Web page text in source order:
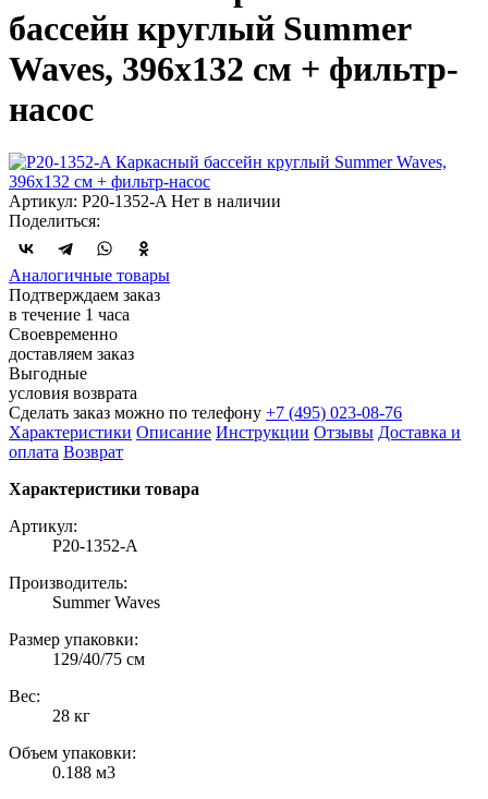
бассейн круглый Summer
Waves, 396х132 см + фильтр-
насос
Артикул: P20-1352-A Нет в наличии
Поделиться:
Аналогичные товары
Подтверждаем заказ
в течение 1 часа
Своевременно
доставляем заказ
Выгодные
условия возврата
Сделать заказ можно по телефону +7 (495) 023-08-76
Характеристики Описание Инструкции Отзывы Доставка и
оплата Возврат
Характеристики товара
Артикул:
P20-1352-A
Производитель:
Summer Waves
Размер упаковки:
129/40/75 см
Вес:
28 кг
Объем упаковки:
0.188 м3